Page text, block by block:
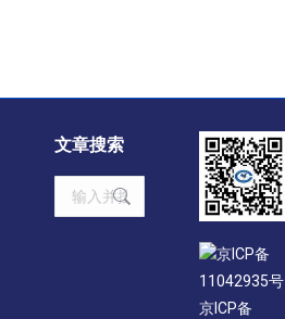
文章搜索
Search:
京ICP备
11042935号
京ICP备